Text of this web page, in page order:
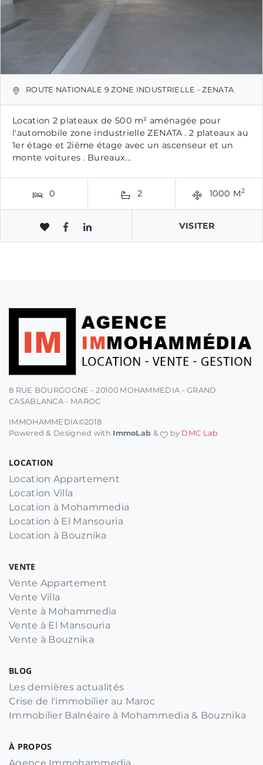
ROUTE NATIONALE 9 ZONE INDUSTRIELLE - ZENATA
Location 2 plateaux de 500 m² aménagée pour
l'automobile zone industrielle ZENATA . 2 plateaux au
1er étage et 2ième étage avec un ascenseur et un
monte voitures . Bureaux...
0 2 1000 M2
VISITER
8 RUE BOURGOGNE - 20100 MOHAMMEDIA - GRAND
CASABLANCA - MAROC
IMMOHAMMEDIA©2018
Powered & Designed with ImmoLab & by DMC Lab
LOCATION
Location Appartement
Location Villa
Location à Mohammedia
Location à El Mansouria
Location à Bouznika
VENTE
Vente Appartement
Vente Villa
Vente à Mohammedia
Vente à El Mansouria
Vente à Bouznika
BLOG
Les dernières actualités
Crise de l'immobilier au Maroc
Immobilier Balnéaire à Mohammedia & Bouznika
À PROPOS